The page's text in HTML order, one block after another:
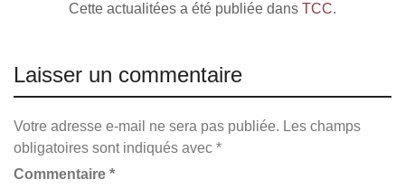
Cette actualitées a été publiée dans TCC.
Laisser un commentaire
Votre adresse e-mail ne sera pas publiée. Les champs
obligatoires sont indiqués avec *
Commentaire *